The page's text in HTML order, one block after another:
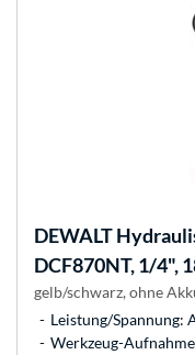
DEWALT
DCF870NT, 1/4",
gelb/schwarz, ohne
Leistung/Spannung:
Werkzeug-